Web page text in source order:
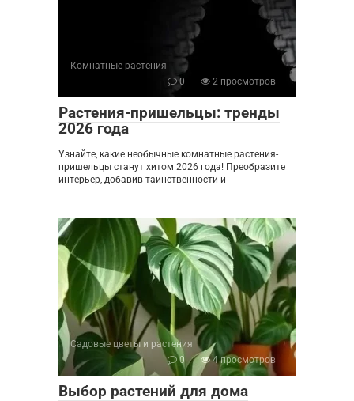
Комнатные растения
0
2 просмотров
Растения-пришельцы: тренды
2026 года
Узнайте, какие необычные комнатные растения-
пришельцы станут хитом 2026 года! Преобразите
интерьер, добавив таинственности и
Садовые цветы и растения
0
4 просмотров
Выбор растений для дома